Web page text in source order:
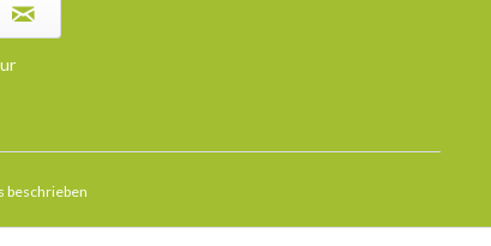
beschrieben